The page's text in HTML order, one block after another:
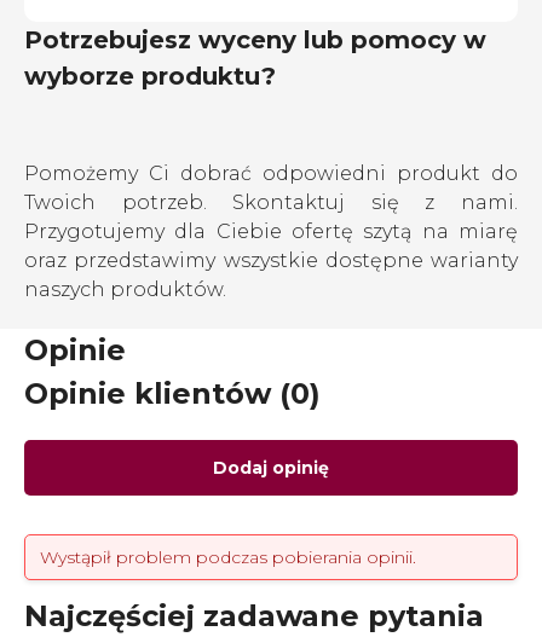
Potrzebujesz wyceny lub pomocy w
wyborze produktu?
Pomożemy Ci dobrać odpowiedni produkt do
Twoich potrzeb. Skontaktuj się z nami.
Przygotujemy dla Ciebie ofertę szytą na miarę
oraz przedstawimy wszystkie dostępne warianty
naszych produktów.
Opinie
Opinie klientów (0)
Dodaj opinię
Wystąpił problem podczas pobierania opinii.
Najczęściej zadawane pytania